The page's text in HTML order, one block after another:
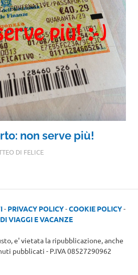
non serve più!
DI FELICE
- PRIVACY POLICY-COOKIE POLICY-
VIAGGI E VACANZE
e' vietata la ripubblicazione, anche
pubblicati - P.IVA 08527290962